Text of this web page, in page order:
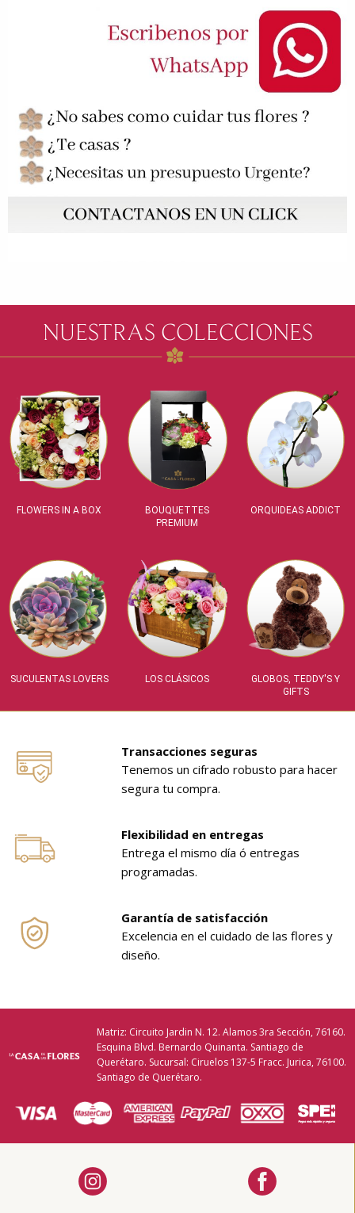
NUESTRAS COLECCIONES
FLOWERS IN A BOX
BOUQUETTES
PREMIUM
ORQUIDEAS ADDICT
SUCULENTAS LOVERS LOS CLÁSICOS
GLOBOS, TEDDY'S Y
GIFTS
Transacciones seguras
Tenemos un cifrado robusto para hacer
segura tu compra.
Flexibilidad en entregas
Entrega el mismo día ó entregas
programadas.
Garantía de satisfacción
Excelencia en el cuidado de las flores y
diseño.
Matriz: Circuito Jardin N. 12. Alamos 3ra Sección, 76160.
Esquina Blvd. Bernardo Quinanta. Santiago de
Querétaro. Sucursal: Ciruelos 137-5 Fracc. Jurica, 76100.
Santiago de Querétaro.